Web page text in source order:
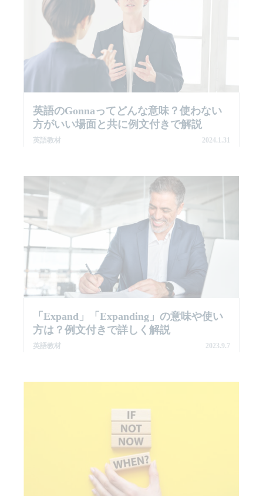
英語のgonnaってどんな意味？使わない
方がいい場面と共に例文付きで解説
英語教材 2024.1.31
「Expand」「Expanding」の意味や使い
方は？例文付きで詳しく解説
英語教材 2023.9.7